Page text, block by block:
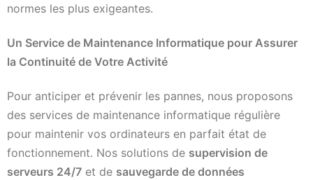
normes les plus exigeantes.
Un Service de Maintenance Informatique pour Assurer
la Continuité de Votre Activité
Pour anticiper et prévenir les pannes, nous proposons
des services de maintenance informatique régulière
pour maintenir vos ordinateurs en parfait état de
fonctionnement. Nos solutions de supervision de
serveurs 24/7 et de sauvegarde de données